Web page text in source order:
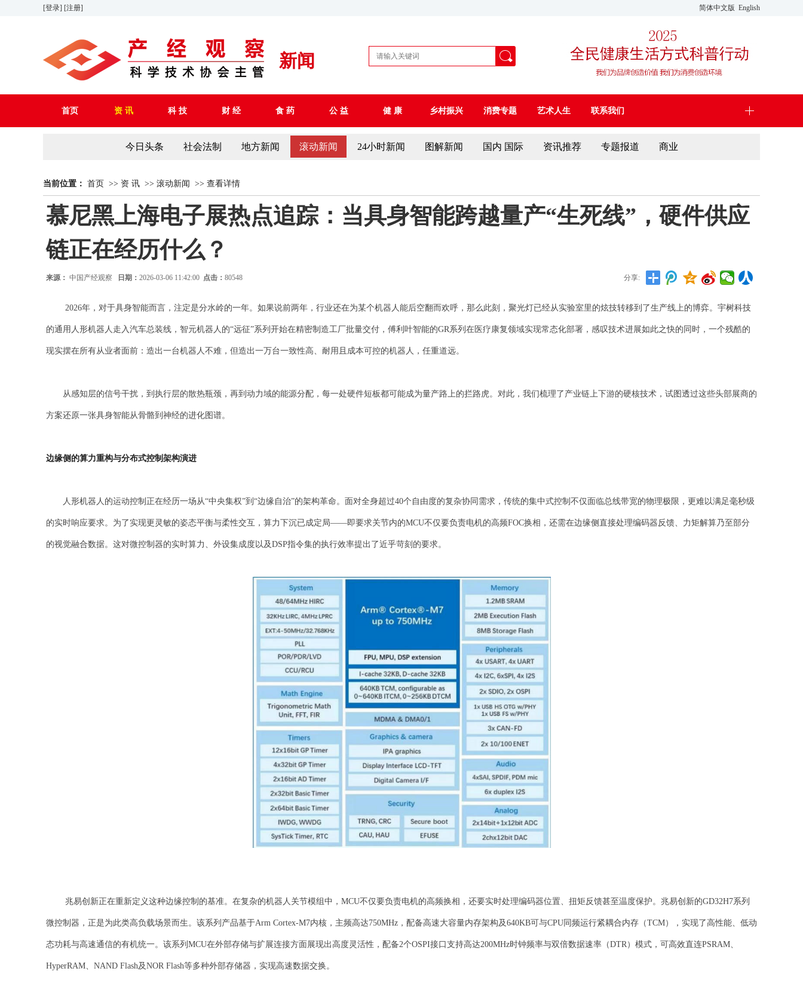
[登录] [注册] 简体中文版 English
新闻
首页 资 讯 科 技 财 经 食 药 公 益 健 康 乡村振兴 消费专题 艺术人生 联系我们
今日头条 社会法制 地方新闻 滚动新闻 24小时新闻 图解新闻 国内 国际 资讯推荐 专题报道 商业
当前位置： 首页 >> 资 讯 >> 滚动新闻 >> 查看详情
慕尼黑上海电子展热点追踪：当具身智能跨越量产“生死线”，硬件供应
链正在经历什么？
来源： 中国产经观察 日期： 2026-03-06 11:42:00 点击： 80548 分享:
2026年，对于具身智能而言，注定是分水岭的一年。如果说前两年，行业还在为某个机器人能后空翻而欢呼，那么此刻，聚光灯已经从实验室里的炫技转移到了生产线上的博弈。宇树科技
的通用人形机器人走入汽车总装线，智元机器人的“远征”系列开始在精密制造工厂批量交付，傅利叶智能的GR系列在医疗康复领域实现常态化部署，感叹技术进展如此之快的同时，一个残酷的
现实摆在所有从业者面前：造出一台机器人不难，但造出一万台一致性高、耐用且成本可控的机器人，任重道远。
从感知层的信号干扰，到执行层的散热瓶颈，再到动力域的能源分配，每一处硬件短板都可能成为量产路上的拦路虎。对此，我们梳理了产业链上下游的硬核技术，试图透过这些头部展商的
方案还原一张具身智能从骨骼到神经的进化图谱。
边缘侧的算力重构与分布式控制架构演进
人形机器人的运动控制正在经历一场从“中央集权”到“边缘自治”的架构革命。面对全身超过40个自由度的复杂协同需求，传统的集中式控制不仅面临总线带宽的物理极限，更难以满足毫秒级
的实时响应要求。为了实现更灵敏的姿态平衡与柔性交互，算力下沉已成定局——即要求关节内的MCU不仅要负责电机的高频FOC换相，还需在边缘侧直接处理编码器反馈、力矩解算乃至部分
的视觉融合数据。这对微控制器的实时算力、外设集成度以及DSP指令集的执行效率提出了近乎苛刻的要求。
兆易创新正在重新定义这种边缘控制的基准。在复杂的机器人关节模组中，MCU不仅要负责电机的高频换相，还要实时处理编码器位置、扭矩反馈甚至温度保护。兆易创新的GD32H7系列
微控制器，正是为此类高负载场景而生。该系列产品基于Arm Cortex-M7内核，主频高达750MHz，配备高速大容量内存架构及640KB可与CPU同频运行紧耦合内存（TCM），实现了高性能、低动
态功耗与高速通信的有机统一。该系列MCU在外部存储与扩展连接方面展现出高度灵活性，配备2个OSPI接口支持高达200MHz时钟频率与双倍数据速率（DTR）模式，可高效直连PSRAM、
HyperRAM、NAND Flash及NOR Flash等多种外部存储器，实现高速数据交换。